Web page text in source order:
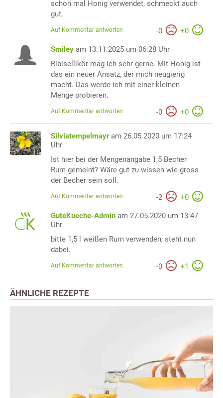
schon mal Honig verwendet, schmeckt auch
gut.
-0 +0
Auf Kommentar antworten
Smiley am 13.11.2025 um 06:28 Uhr
Ribisellikör mag ich sehr gerne. Mit Honig ist
das ein neuer Ansatz, der mich neugierig
macht. Das werde ich mit einer kleinen
Menge probieren.
-0 +0
Auf Kommentar antworten
Silviatempelmayr am 26.05.2020 um 17:24
Uhr
Ist hier bei der Mengenangabe 1,5 Becher
Rum gemeint? Wäre gut zu wissen wie gross
der Becher sein soll.
-2 +0
Auf Kommentar antworten
GuteKueche-Admin am 27.05.2020 um 13:47
Uhr
bitte 1,5 l weißen Rum verwenden, steht nun
dabei.
-0 +1
Auf Kommentar antworten
ÄHNLICHE REZEPTE